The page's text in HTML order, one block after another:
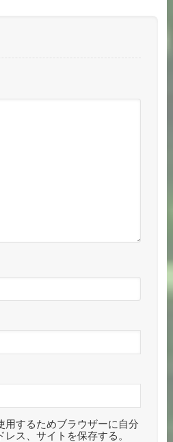
用するためブラウザーに自分
ス、サイトを保存する。